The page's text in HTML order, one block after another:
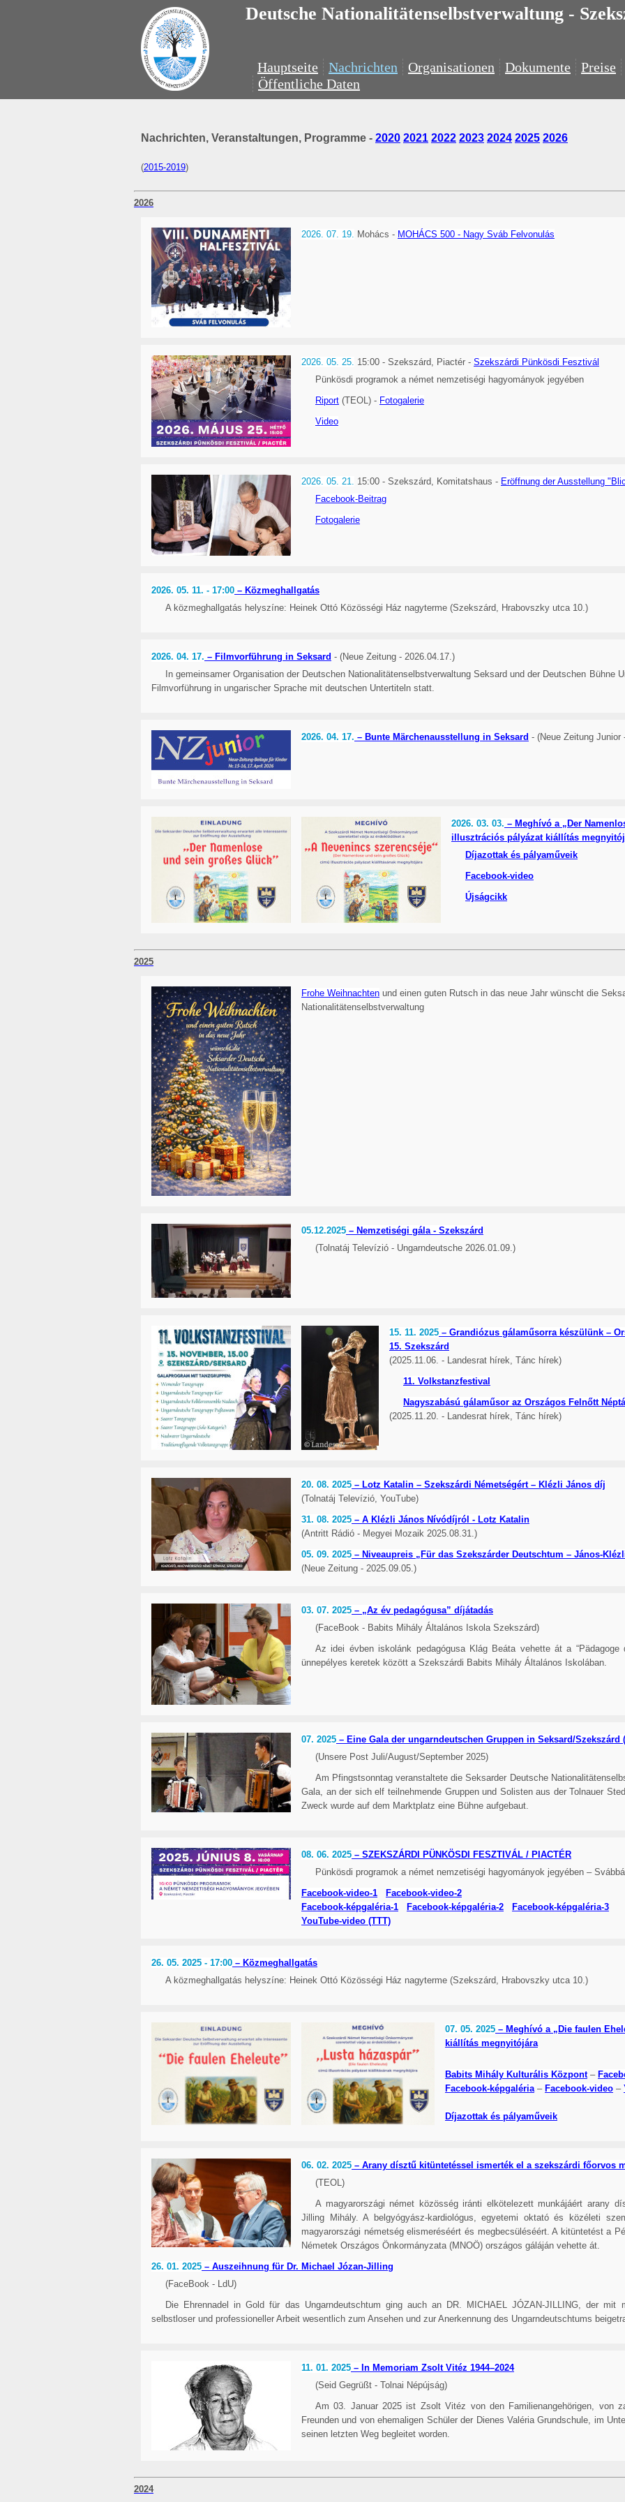
Deutsche Nationalitätenselbstverwaltung -
Hauptseite Nachrichten Organisationen Dokumente Preise
Öffentliche Daten
Nachrichten, Veranstaltungen, Programme - 2020 2021 2022 2023 2024 2025 2026
(2015-2019)
2026
2026. 07. 19. Mohács - MOHÁCS 500 - Nagy Sváb Felvonulás
2026. 05. 25. 15:00 - Szekszárd, Piactér - Szekszárdi Pünkösdi Fesztivál
Pünkösdi programok a német nemzetiségi hagyományok jegyében
Riport (TEOL) - Fotogalerie
Video
2026. 05. 21. 15:00 - Szekszárd, Komitatshaus - Eröffnung der Ausstellung
Facebook-Beitrag
Fotogalerie
2026. 05. 11. - 17:00 – Közmeghallgatás
A közmeghallgatás helyszíne: Heinek Ottó Közösségi Ház nagyterme (Szekszárd, Hrabovszky utca 10.)
2026. 04. 17. – Filmvorführung in Seksard - (Neue Zeitung - 2026.04.17.)
In gemeinsamer Organisation der Deutschen Nationalitätenselbstverwaltung Seksard und der Deutschen Bühne
Filmvorführung in ungarischer Sprache mit deutschen Untertiteln statt.
2026. 04. 17. – Bunte Märchenausstellung in Seksard - (Neue Zeitung Junior
2026. 03. 03. – Meghívó a „Der
illusztrációs pályázat kiállítás
Díjazottak és pályaműveik
Facebook-video
Újságcikk
2025
Frohe Weihnachten und einen guten Rutsch in das neue Jahr wünscht die
Nationalitätenselbstverwaltung
05.12.2025 – Nemzetiségi gála - Szekszárd
(Tolnatáj Televízió - Ungarndeutsche 2026.01.09.)
15. 11. 2025 – Grandiózus gálaműsorra készülünk –
15. Szekszárd
(2025.11.06. - Landesrat hírek, Tánc hírek)
11. Volkstanzfestival
Nagyszabású gálaműsor az Országos Felnőtt
(2025.11.20. - Landesrat hírek, Tánc hírek)
20. 08. 2025 – Lotz Katalin – Szekszárdi Németségért – Klézli János díj
(Tolnatáj Televízió, YouTube)
31. 08. 2025 – A Klézli János Nívódíjról - Lotz Katalin
(Antritt Rádió - Megyei Mozaik 2025.08.31.)
05. 09. 2025 – Niveaupreis „Für das Szekszárder Deutschtum – János-
(Neue Zeitung - 2025.09.05.)
03. 07. 2025 – „Az év pedagógusa” díjátadás
(FaceBook - Babits Mihály Általános Iskola Szekszárd)
Az idei évben iskolánk pedagógusa Klág Beáta vehette át a “Pädagoge
ünnepélyes keretek között a Szekszárdi Babits Mihály Általános Iskolában.
07. 2025 – Eine Gala der ungarndeutschen Gruppen in Seksard/Szekszárd
(Unsere Post Juli/August/September 2025)
Am Pfingstsonntag veranstaltete die Seksarder Deutsche
Gala, an der sich elf teilnehmende Gruppen und Solisten aus der Tolnauer
Zweck wurde auf dem Marktplatz eine Bühne aufgebaut.
08. 06. 2025 – SZEKSZÁRDI PÜNKÖSDI FESZTIVÁL / PIACTÉR
Pünkösdi programok a német nemzetiségi hagyományok jegyében – Svábbál
Facebook-video-1
Facebook-video-2
Facebook-képgaléria-1
Facebook-képgaléria-2
Facebook-képgaléria-3
YouTube-video (TTT)
26. 05. 2025 - 17:00 – Közmeghallgatás
A közmeghallgatás helyszíne: Heinek Ottó Közösségi Ház nagyterme (Szekszárd, Hrabovszky utca 10.)
07. 05. 2025 – Meghívó a „Die faulen
kiállítás megnyitójára
Babits Mihály Kulturális Központ–
Facebook-képgaléria– Facebook-video –
Díjazottak és pályaműveik
06. 02. 2025 – Arany dísztű kitüntetéssel ismerték el a szekszárdi főorvos
(TEOL)
A magyarországi német közösség iránti elkötelezett munkájáért arany
Jilling Mihály. A belgyógyász-kardiológus, egyetemi oktató és közéleti
magyarországi németség elismeréséért és megbecsüléséért. A kitüntetést a
Németek Országos Önkormányzata (MNOÖ) országos gáláján vehette át.
26. 01. 2025 – Auszeihnung für Dr. Michael Józan-Jilling
(FaceBook - LdU)
Die Ehrennadel in Gold für das Ungarndeutschtum ging auch an DR. MICHAEL JÓZAN-JILLING, der mit
selbstloser und professioneller Arbeit wesentlich zum Ansehen und zur Anerkennung des Ungarndeutschtums
11. 01. 2025 – In Memoriam Zsolt Vitéz 1944–2024
(Seid Gegrüßt - Tolnai Népújság)
Am 03. Januar 2025 ist Zsolt Vitéz von den Familienangehörigen, von
Freunden und von ehemaligen Schüler der Dienes Valéria Grundschule, im
seinen letzten Weg begleitet worden.
2024